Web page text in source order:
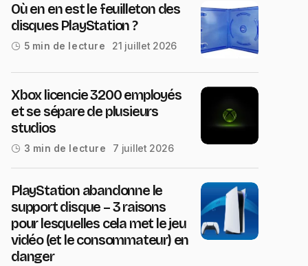
Où en en est le feuilleton des
disques PlayStation ?
5 min de lecture 21 juillet 2026
Xbox licencie 3200 employés
et se sépare de plusieurs
studios
3 min de lecture 7 juillet 2026
PlayStation abandonne le
support disque – 3 raisons
pour lesquelles cela met le jeu
vidéo (et le consommateur) en
danger